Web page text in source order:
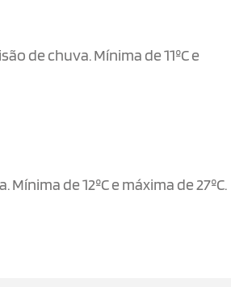
de chuva. Mínima de 11ºC e
de 12ºC e máxima de 27ºC.